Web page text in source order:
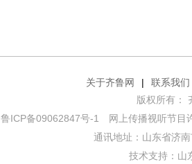
关于齐鲁网 |
联系我们
版权所有：
鲁ICP备09062847号-1
网上传播视听节目
通讯地址：山东省济
技术支持： 山